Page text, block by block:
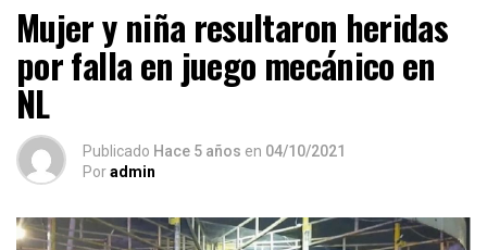
Mujer y niña resultaron heridas
por falla en juego mecánico en
NL
Publicado Hace 5 años en 04/10/2021
Poradmin